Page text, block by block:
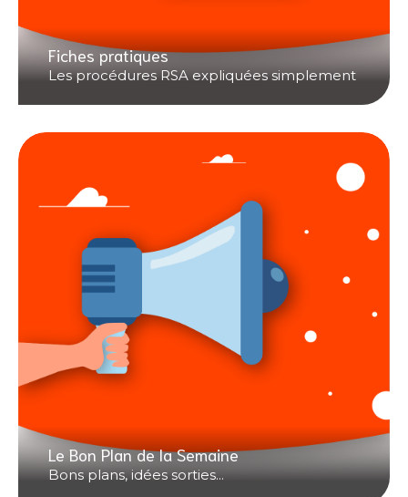
Fiches pratiques
Les procédures RSA expliquées simplement
Le Bon Plan de la Semaine
Bons plans, idées sorties...